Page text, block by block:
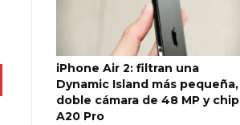
iPhone Air 2: filtran una
Dynamic Island más pequeña,
doble cámara de 48 MP y chip
A20 Pro